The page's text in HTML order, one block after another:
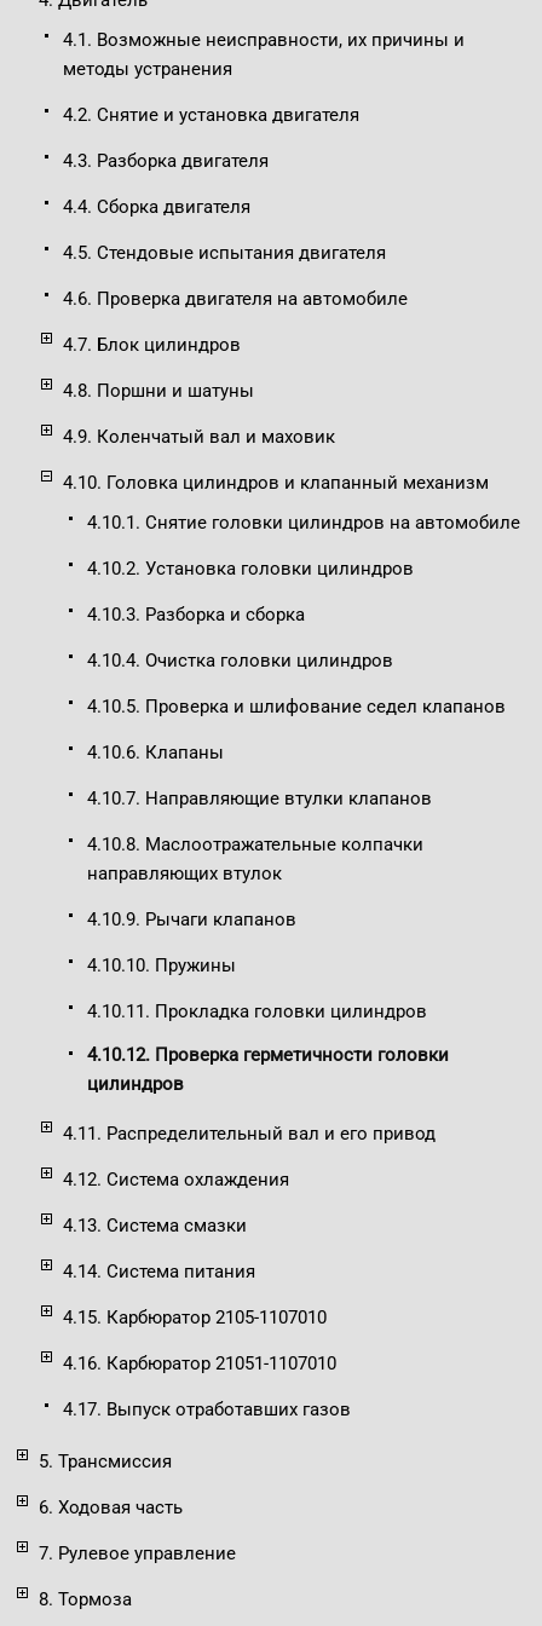
4.1. Возможные неисправности, их причины и
методы устранения
4.2. Снятие и установка двигателя
4.3. Разборка двигателя
4.4. Сборка двигателя
4.5. Стендовые испытания двигателя
4.6. Проверка двигателя на автомобиле
4.7. Блок цилиндров
4.8. Поршни и шатуны
4.9. Коленчатый вал и маховик
4.10. Головка цилиндров и клапанный механизм
4.10.1. Снятие головки цилиндров на автомобиле
4.10.2. Установка головки цилиндров
4.10.3. Разборка и сборка
4.10.4. Очистка головки цилиндров
4.10.5. Проверка и шлифование седел клапанов
4.10.6. Клапаны
4.10.7. Направляющие втулки клапанов
4.10.8. Маслоотражательные колпачки
направляющих втулок
4.10.9. Рычаги клапанов
4.10.10. Пружины
4.10.11. Прокладка головки цилиндров
4.10.12. Проверка герметичности головки
цилиндров
4.11. Распределительный вал и его привод
4.12. Система охлаждения
4.13. Система смазки
4.14. Система питания
4.15. Карбюратор 2105-1107010
4.16. Карбюратор 21051-1107010
4.17. Выпуск отработавших газов
5. Трансмиссия
6. Ходовая часть
7. Рулевое управление
8. Тормоза